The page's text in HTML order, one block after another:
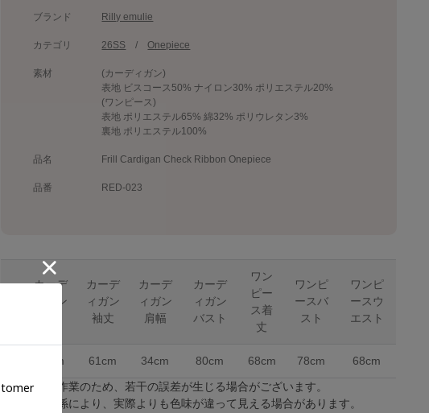
ブランド Rilly emulie
カテゴリ 26SS Onepiece
素材
(カーディガン)
表地 ビスコース50% ナイロン30% ポリエステル20%
(ワンピース)
表地 ポリエステル65% 綿32% ポリウレタン3%
裏地 ポリエステル100%
品名 Frill Cardigan Check Ribbon Onepiece
品番 RED-023
カーデ
ィガン
カーデ
ィガン
袖丈
カーデ
ィガン
肩幅
カーデ
ィガン
バスト
ワン
ピー
ス着
丈
ワンピ
ースバ
スト
ワンピ
ースウ
エスト
50cm 61cm 34cm 80cm 68cm 78cm
68cm
※採寸は手作業のため、若干の誤差が生じる場合がございます。
※照明の関係により、実際よりも色味が違って見える場合があります。